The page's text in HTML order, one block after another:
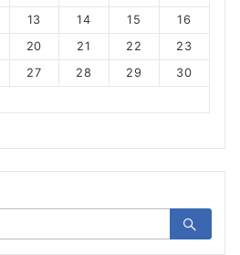
13 14 15
16
20 21 22
23
27 28 29
30